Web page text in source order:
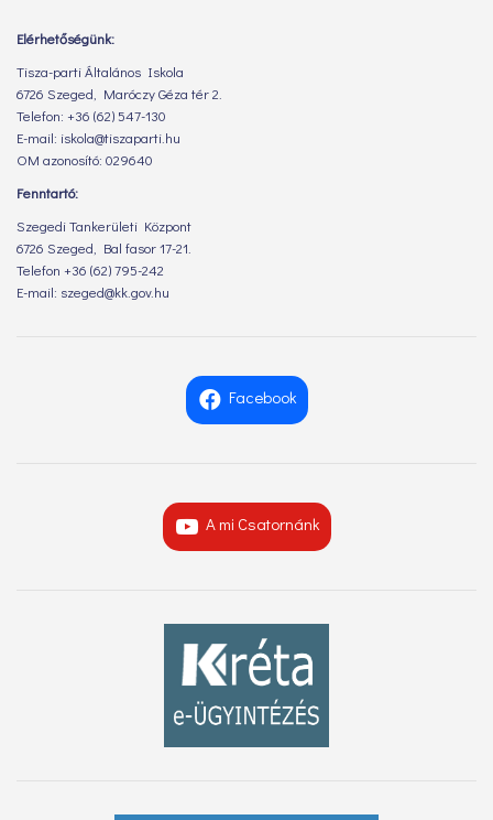
Elérhetőségünk:
Tisza-parti Általános Iskola
6726 Szeged, Maróczy Géza tér 2.
Telefon: +36 (62) 547-130
E-mail: iskola@tiszaparti.hu
OM azonosító: 029640
Fenntartó:
Szegedi Tankerületi Központ
6726 Szeged, Bal fasor 17-21.
Telefon +36 (62) 795-242
E-mail: szeged@kk.gov.hu
Facebook
A mi Csatornánk